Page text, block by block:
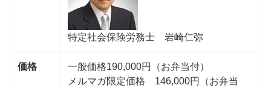
特定社会保険労務士 岩崎仁弥
価格
一般価格190,000円（お弁当付）
メルマガ限定価格 146,000円（お弁当